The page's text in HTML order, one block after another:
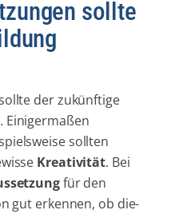
sollte
der zukünftige
Einigermaßen
sollten
Kreativität. Bei
für den
gut erkennen, ob die-